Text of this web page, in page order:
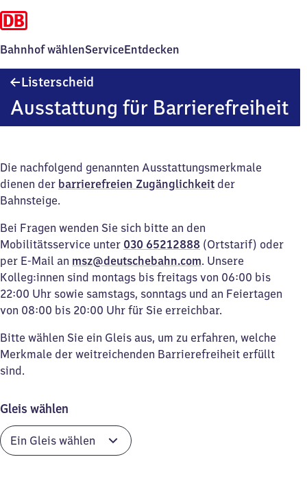
Bahnhof wählenServiceEntdecken
Listerscheid
Ausstattung für Barrierefreiheit
Die nachfolgend genannten Ausstattungsmerkmale
dienen der barrierefreien Zugänglichkeit der
Bahnsteige.
Bei Fragen wenden Sie sich bitte an den
Mobilitätsservice unter 030 65212888 (Ortstarif) oder
per E-Mail an msz@deutschebahn.com. Unsere
Kolleg:innen sind montags bis freitags von 06:00 bis
22:00 Uhr sowie samstags, sonntags und an Feiertagen
von 08:00 bis 20:00 Uhr für Sie erreichbar.
Bitte wählen Sie ein Gleis aus, um zu erfahren, welche
Merkmale der weitreichenden Barrierefreiheit erfüllt
sind.
Gleis wählen